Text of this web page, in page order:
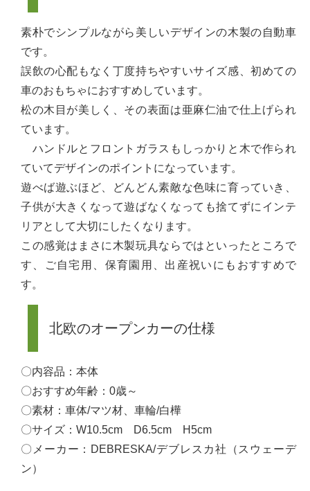
素朴でシンプルながら美しいデザインの木製の自動車
です。
誤飲の心配もなく丁度持ちやすいサイズ感、初めての
車のおもちゃにおすすめしています。
松の木目が美しく、その表面は亜麻仁油で仕上げられ
ています。
ハンドルとフロントガラスもしっかりと木で作られ
ていてデザインのポイントになっています。
遊べば遊ぶほど、どんどん素敵な色味に育っていき、
子供が大きくなって遊ばなくなっても捨てずにインテ
リアとして大切にしたくなります。
この感覚はまさに木製玩具ならではといったところで
す、ご自宅用、保育園用、出産祝いにもおすすめで
す。
北欧のオープンカーの仕様
〇内容品：本体
〇おすすめ年齢：0歳～
〇素材：車体/マツ材、車輪/白樺
〇サイズ：W10.5cm D6.5cm H5cm
〇メーカー：DEBRESKA/デブレスカ社（スウェーデ
ン）